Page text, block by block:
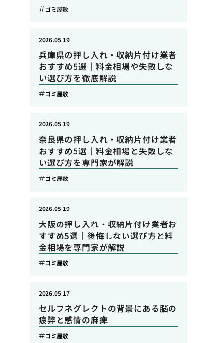
ゴミ屋敷
兵庫県の押し入れ・収納片付け業者
おすすめ5選｜料金相場や失敗しな
い選び方を徹底解説
2026.05.19
ゴミ屋敷
奈良県の押し入れ・収納片付け業者
おすすめ5選｜料金相場と失敗しな
い選び方を専門家が解説
2026.05.19
ゴミ屋敷
大阪の押し入れ・収納片付け業者お
すすめ5選｜後悔しない選び方と料
金相場を専門家が解説
2026.05.19
ゴミ屋敷
セルフネグレクトの背景にある脳の
疲弊と感情の麻痺
2026.05.17
ゴミ屋敷